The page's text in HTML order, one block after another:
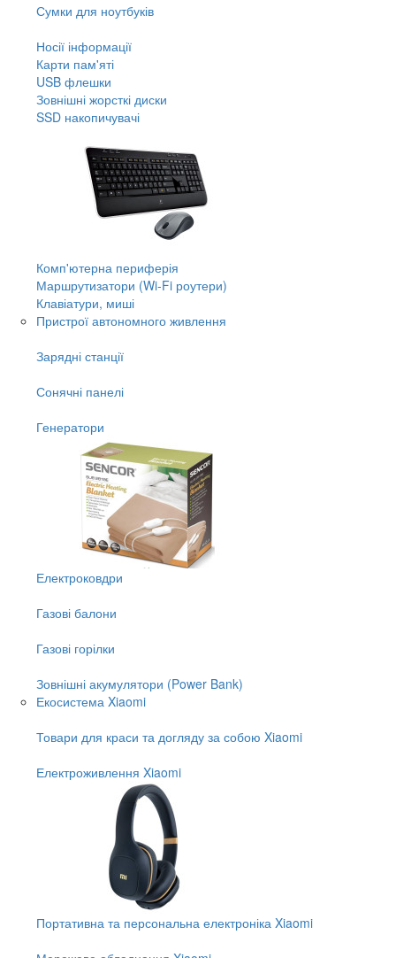
Сумки для ноутбуків
Носії інформації
Карти пам'яті
USB флешки
Зовнішні жорсткі диски
SSD накопичувачі
Комп'ютерна периферія
Маршрутизатори (Wi-Fi роутери)
Клавіатури, миші
Пристрої автономного живлення
Зарядні станції
Сонячні панелі
Генератори
Електроковдри
Газові балони
Газові горілки
Зовнішні акумулятори (Power Bank)
Екосистема Xiaomi
Товари для краси та догляду за собою Xiaomi
Електроживлення Xiaomi
Портативна та персональна електроніка Xiaomi